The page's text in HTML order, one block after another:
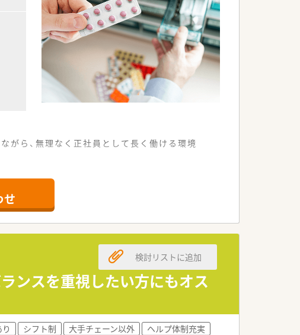
がら、無理なく正社員として長く働ける環境
イカー通勤も認められています。
ほどを応需しています。
に業務を運営しています。
経験の方も急募しています。
ョンが取れる方を求めています。
ば積極的に採用を検討します。
密着の医療を提供しています。
プに入る温厚な人物です。
せ
ンスを重視したい方にもオス
検討リストに追加
シフト制 大手チェーン以外
ヘルプ体制充実